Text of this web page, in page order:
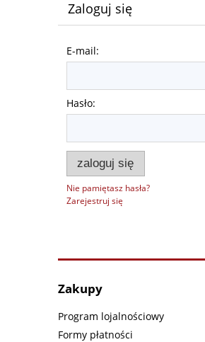
Zaloguj się
E-mail:
Hasło:
zaloguj się
Nie pamiętasz hasła?
Zarejestruj się
Zakupy
Program lojalnościowy
Formy płatności